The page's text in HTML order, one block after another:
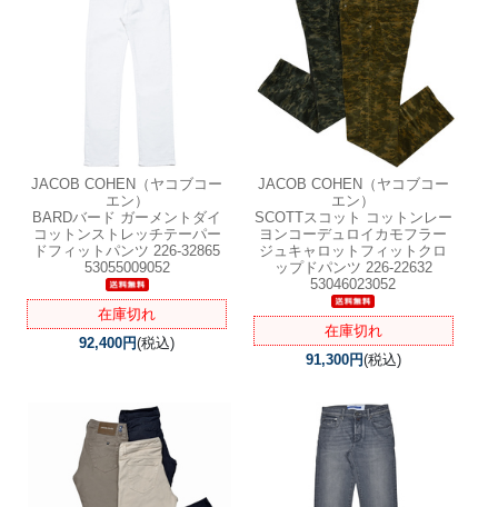
JACOB COHEN（ヤコブコー
エン）
BARDバード ガーメントダイ
コットンストレッチテーパー
ドフィットパンツ 226-32865
53055009052
在庫切れ
92,400円(税込)
JACOB COHEN（ヤコブコー
エン）
SCOTTスコット コットンレー
ヨンコーデュロイカモフラー
ジュキャロットフィットクロ
ップドパンツ 226-22632
53046023052
在庫切れ
91,300円(税込)